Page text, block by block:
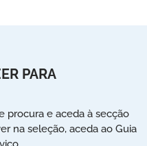
PARA
procura e aceda à secção
na seleção, aceda ao Guia